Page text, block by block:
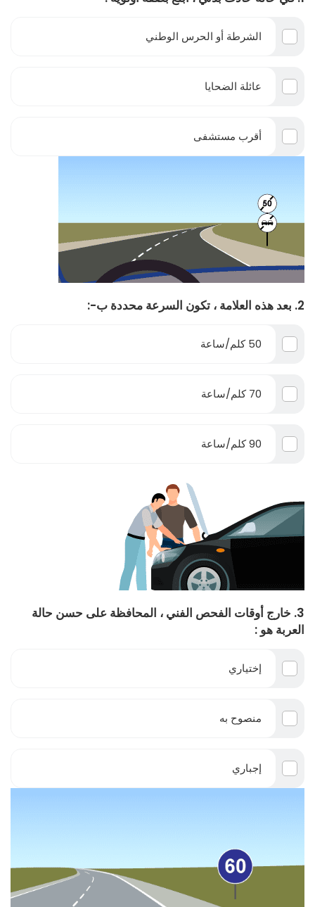
الشرطة أو الحرس الوطني
عائلة الضحايا
أقرب مستشفى
2. بعد هذه العلامة ، تكون السرعة محددة ب-:
50 كلم/ساعة
70 كلم/ساعة
90 كلم/ساعة
3. خارج أوقات الفحص الفني ، المحافظة على حسن حالة
العربة هو :
إختياري
منصوح به
إجباري